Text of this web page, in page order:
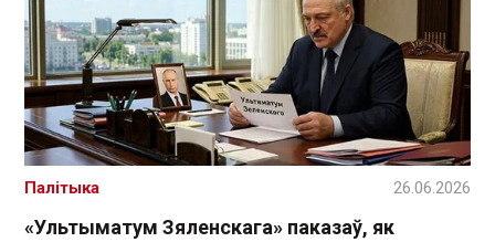
«Ультыматум Зяленскага» паказаў, як
Палітыка 26.06.2026